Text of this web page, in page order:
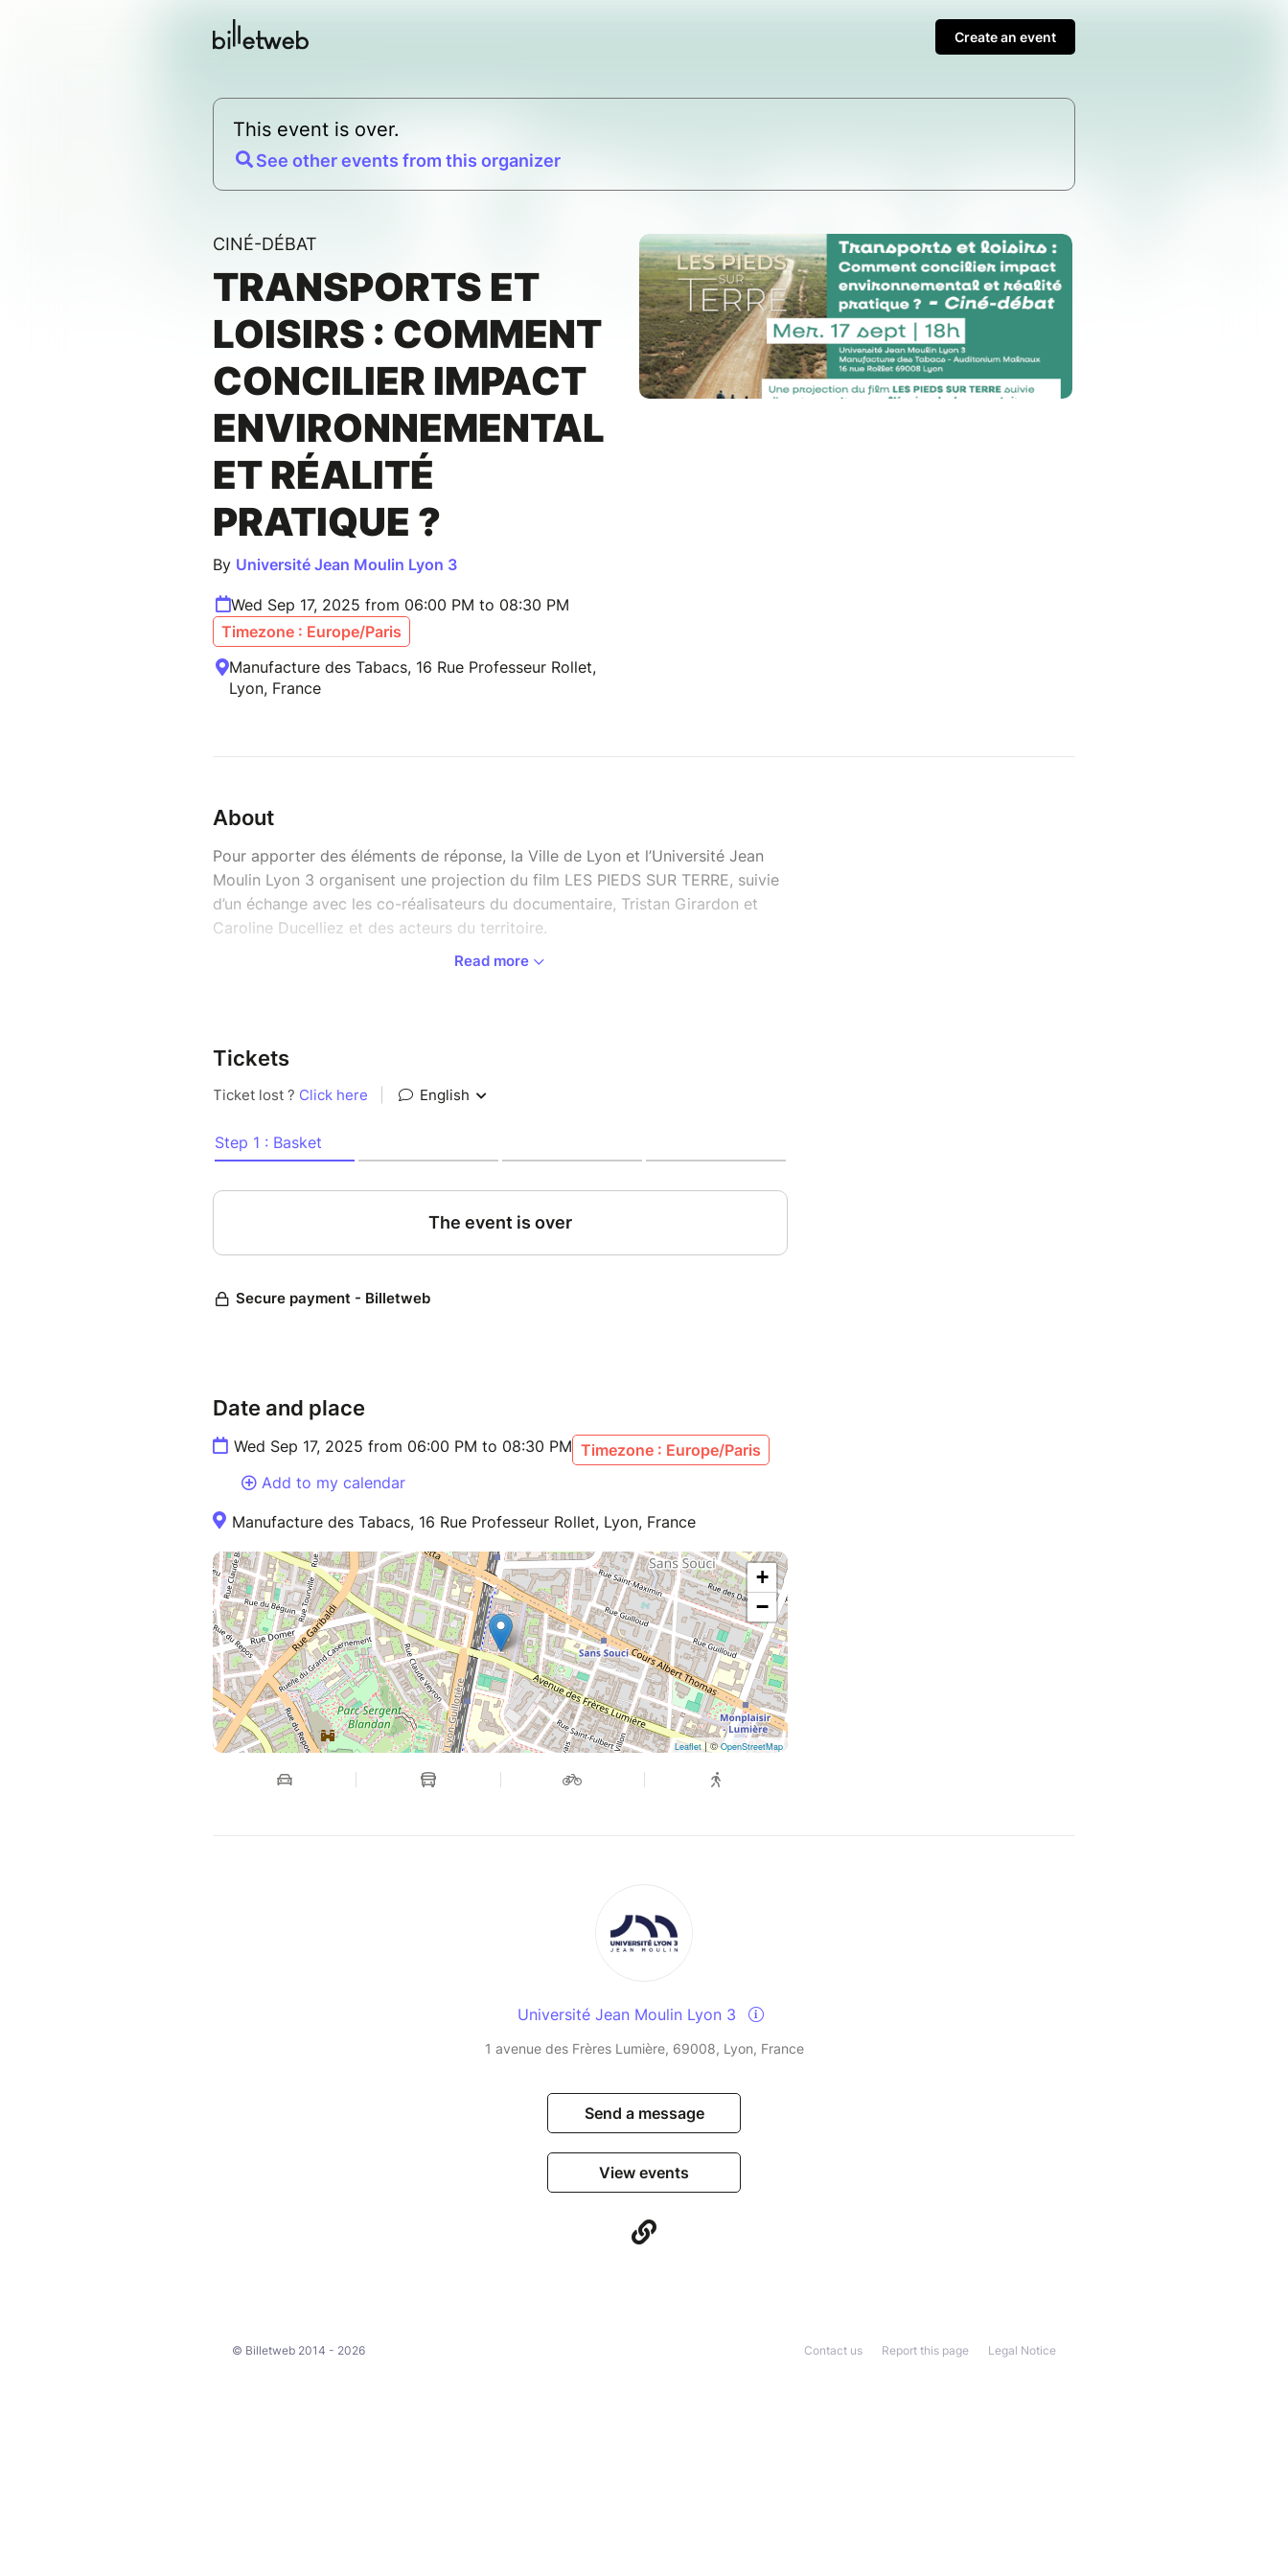
Create an event
This event is over.
See other events from this organizer
CINÉ-DÉBAT
TRANSPORTS ET
LOISIRS : COMMENT
CONCILIER IMPACT
ENVIRONNEMENTAL
ET RÉALITÉ
PRATIQUE ?
By Université Jean Moulin Lyon 3
Wed Sep 17, 2025 from 06:00 PM to 08:30 PM
Timezone : Europe/Paris
Manufacture des Tabacs, 16 Rue Professeur Rollet,
Lyon, France
About
Pour apporter des éléments de réponse, la Ville de Lyon et l’Université Jean
Moulin Lyon 3 organisent une projection du film LES PIEDS SUR TERRE, suivie
d’un échange avec les co-réalisateurs du documentaire, Tristan Girardon et
Caroline Ducelliez et des acteurs du territoire.
Co-organisation : Université Jean Moulin Lyon 3 et Ville de Lyon.
Accès en transports en commun et en vélo :
o Métro D Sans Souci
o Bus 69 Manufacture - Montluc
o Vélo’v
o Vélos : Pour les visiteurs extérieurs et les étudiants, des parkings à vélos
magnolias.
Veuillez noter que la circulation à vélo est interdite sur l’ensemble du site.
Read more
Tickets
Date and place
Wed Sep 17, 2025 from 06:00 PM to 08:30 PM Timezone : Europe/Paris
Add to my calendar
Manufacture des Tabacs, 16 Rue Professeur Rollet, Lyon, France
+
−
Leaflet| ©OpenStreetMap
Université Jean Moulin Lyon 3
1 avenue des Frères Lumière, 69008, Lyon, France
Send a message
View events
© Billetweb 2014 - 2026 Legal Notice
Report this page
Contact us